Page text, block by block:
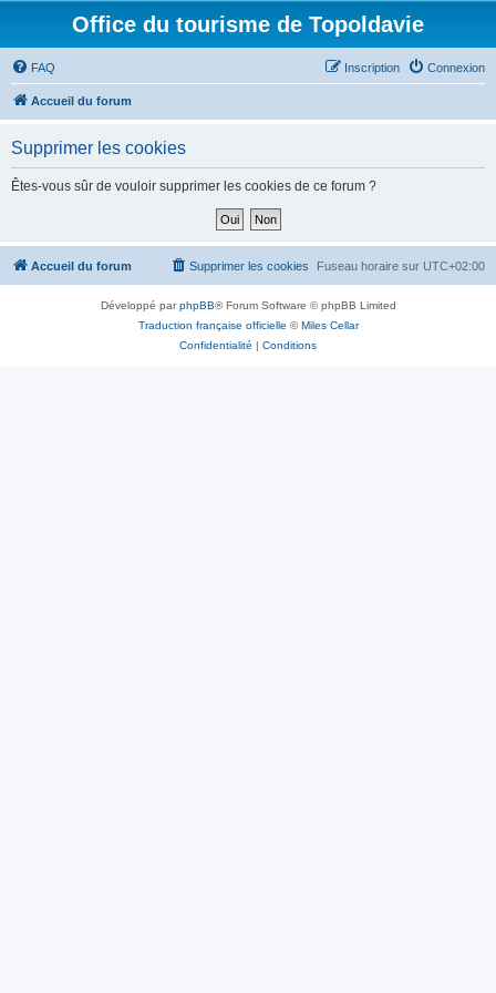
Office du tourisme de Topoldavie
FAQ Connexion
Inscription
Accueil du forum
Supprimer les cookies
Êtes-vous sûr de vouloir supprimer les cookies de ce forum ?
Accueil du forum Fuseau horaire sur UTC+02:00
Supprimer les cookies
Développé parphpBB® Forum Software © phpBB Limited
Traduction française officielle ©Miles Cellar
Confidentialité | Conditions